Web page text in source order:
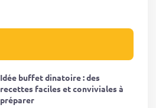
Idée buffet dinatoire : des
recettes faciles et conviviales à
préparer